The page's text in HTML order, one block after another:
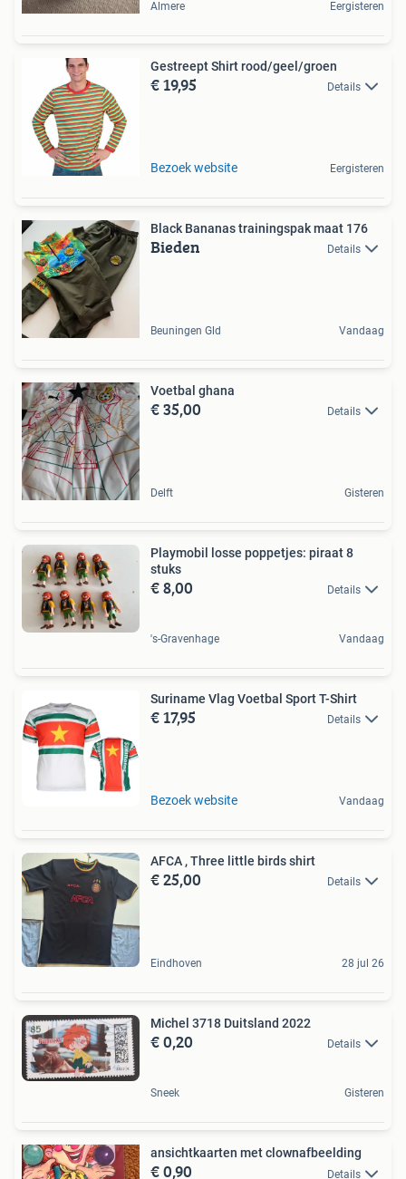
Almere Eergisteren
Gestreept Shirt rood/geel/groen
€ 19,95 Details
Bezoek website Eergisteren
Black Bananas trainingspak maat 176
Bieden Details
Beuningen Gld Vandaag
Voetbal ghana
€ 35,00 Details
Delft Gisteren
Playmobil losse poppetjes: piraat 8
stuks
€ 8,00 Details
's-Gravenhage Vandaag
Suriname Vlag Voetbal Sport T-Shirt
€ 17,95 Details
Bezoek website Vandaag
AFCA , Three little birds shirt
€ 25,00 Details
Eindhoven 28 jul 26
Michel 3718 Duitsland 2022
€ 0,20 Details
Sneek Gisteren
ansichtkaarten met clownafbeelding
€ 0,90 Details